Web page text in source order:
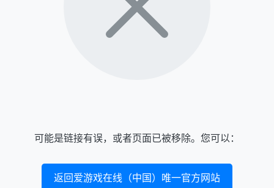
可能是链接有误，或者页面已被移除。您可以：
返回爱游戏在线（中国）唯一官方网站